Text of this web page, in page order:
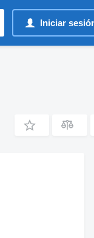
Iniciar